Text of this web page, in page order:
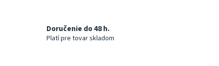
Doručenie do 48 h.
Platí pre tovar skladom